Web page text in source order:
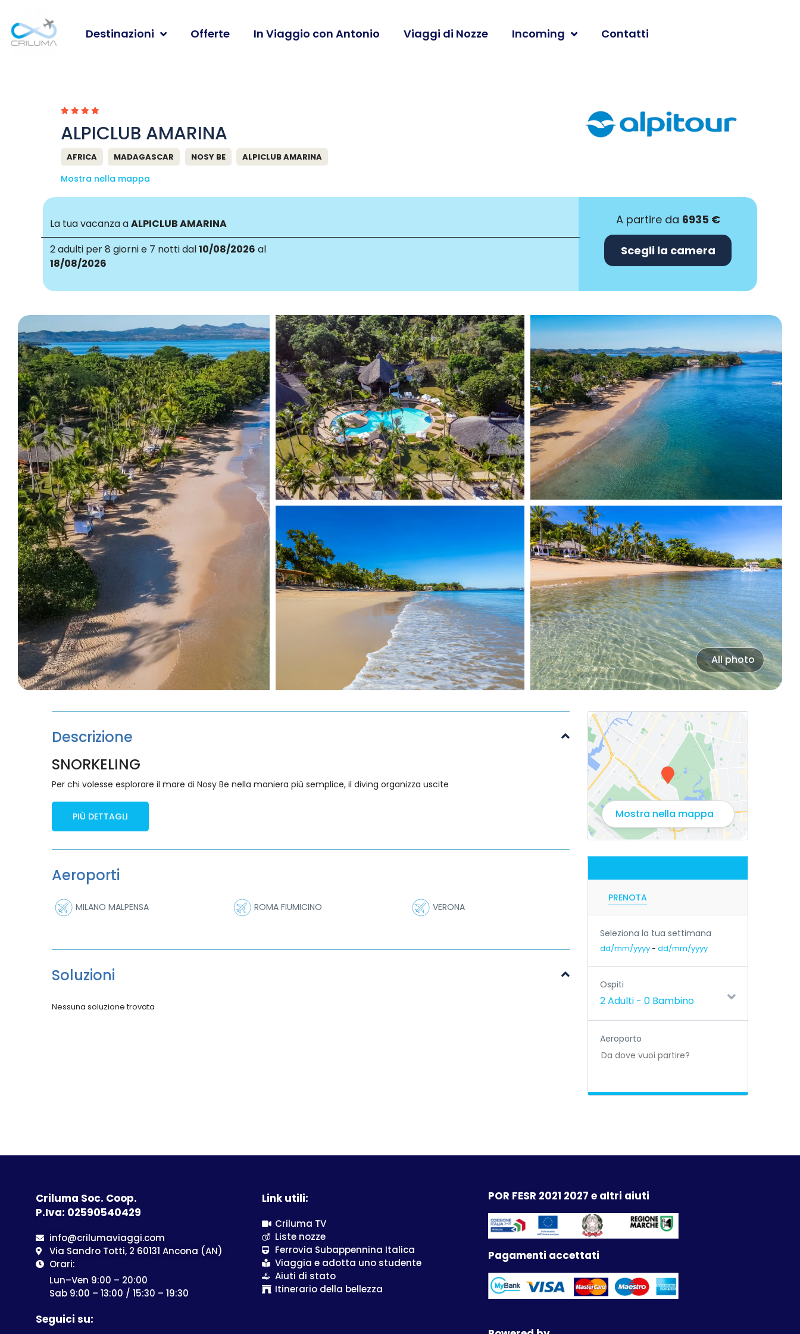
Destinazioni Offerte In Viaggio con Antonio Viaggi di Nozze Incoming Contatti
ALPICLUB AMARINA
AFRICA MADAGASCAR NOSY BE ALPICLUB AMARINA
Mostra nella mappa
La tua vacanza aALPICLUB AMARINA
2 adulti per 8 giorni e 7 notti dal10/08/2026 al
18/08/2026
A partire da 6935 €
Scegli la camera
All photo
Descrizione
SNORKELING
Per chi volesse esplorare il mare di Nosy Be nella maniera più semplice, il diving organizza uscite
PIÙ DETTAGLI
Aeroporti
MILANO MALPENSA ROMA FIUMICINO VERONA
Soluzioni
Nessuna soluzione trovata
Mostra nella mappa
PRENOTA
Seleziona la tua settimana
dd/mm/yyyy- dd/mm/yyyy
Ospiti
2 Adulti - 0 Bambino
Aeroporto
Criluma Soc. Coop.
P.Iva: 02590540429
info@crilumaviaggi.com
Via Sandro Totti, 2 60131 Ancona (AN)
Orari:
Lun–Ven 9:00 – 20:00
Sab 9:00 – 13:00 / 15:30 – 19:30
Seguici su:
Link utili:
Criluma TV
Liste nozze
Ferrovia Subappennina Italica
Viaggia e adotta uno studente
Aiuti di stato
Itinerario della bellezza
POR FESR 2021 2027 e altri aiuti
Pagamenti accettati